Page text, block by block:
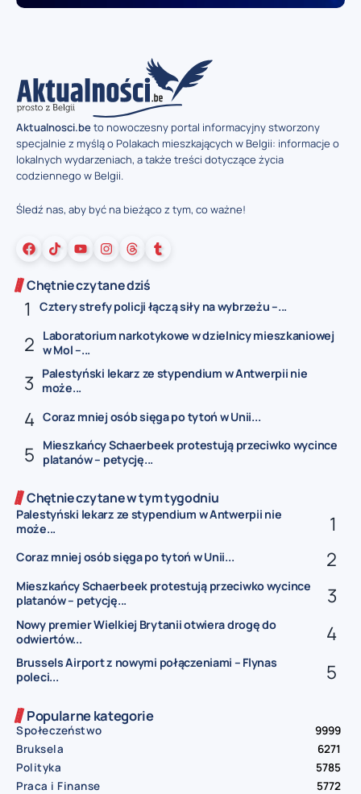
Aktualnosci.beto nowoczesny portal informacyjny stworzony
specjalnie z myślą o Polakach mieszkających w Belgii: informacje o
lokalnych wydarzeniach, a także treści dotyczące życia
codziennego w Belgii.
Śledź nas, aby być na bieżąco z tym, co ważne!
Chętnie czytane dziś
Cztery strefy policji łączą siły na wybrzeżu –...
Laboratorium narkotykowe w dzielnicy mieszkaniowej
w Mol –...
Palestyński lekarz ze stypendium w Antwerpii nie
może...
Coraz mniej osób sięga po tytoń w Unii...
Mieszkańcy Schaerbeek protestują przeciwko wycince
platanów – petycję...
Chętnie czytane w tym tygodniu
Palestyński lekarz ze stypendium w Antwerpii nie
może...
Coraz mniej osób sięga po tytoń w Unii...
Mieszkańcy Schaerbeek protestują przeciwko wycince
platanów – petycję...
Nowy premier Wielkiej Brytanii otwiera drogę do
odwiertów...
Brussels Airport z nowymi połączeniami – Flynas
poleci...
Popularne kategorie
Społeczeństwo
9999
Bruksela
6271
Polityka
5785
Praca i Finanse
5772